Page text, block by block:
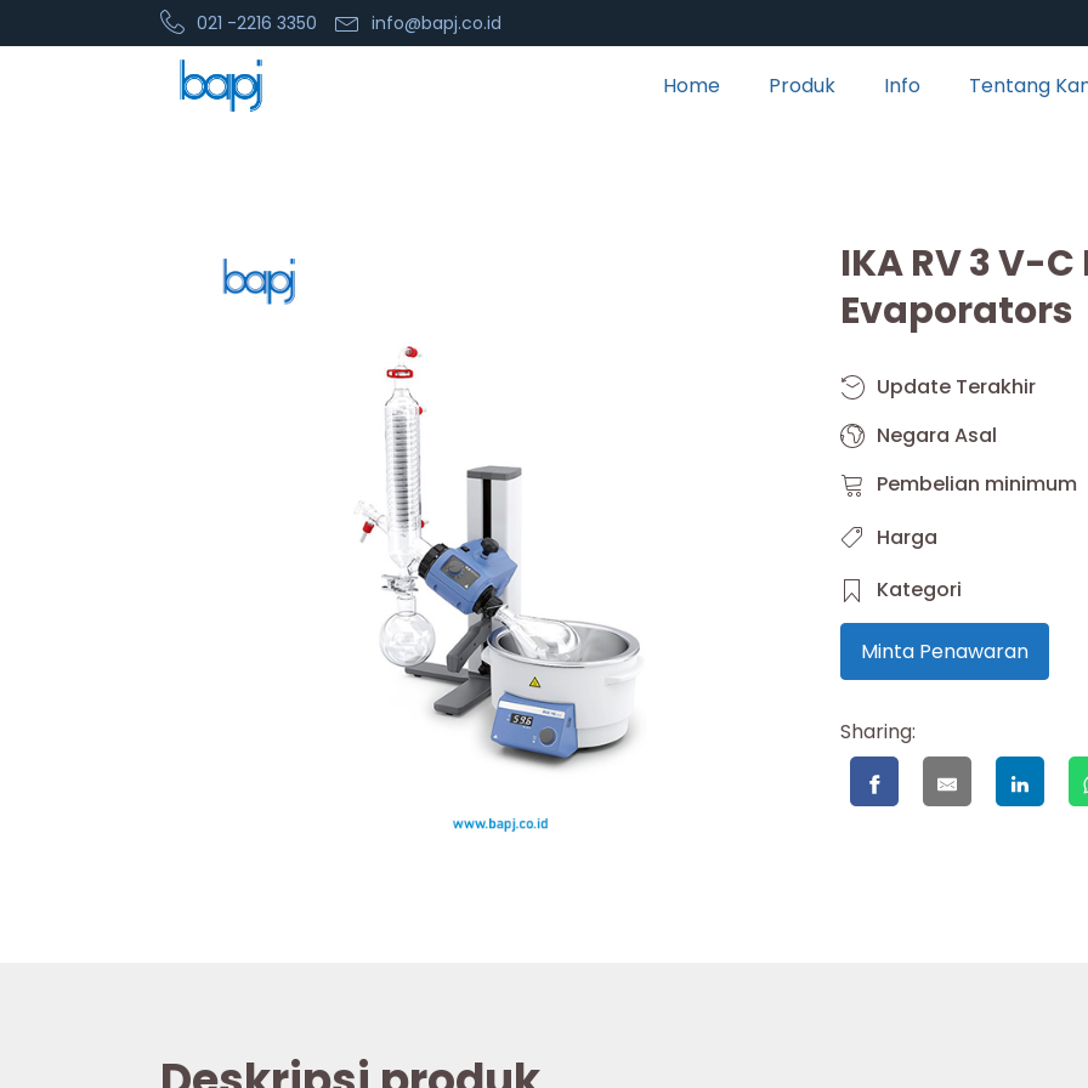
021 -2216 3350 info@bapj.co.id
Home Produk Info Tentang
IKA RV 3 V-
Evaporators
Update Terakhir
Negara Asal
Pembelian minimum
Harga
Kategori
Minta Penawaran
Sharing: